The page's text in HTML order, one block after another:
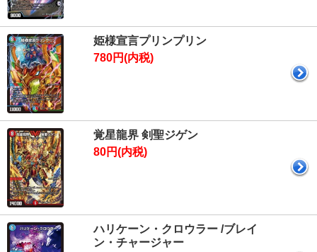
姫様宣言プリンプリン
780円(内税)
覚星龍界 剣聖ジゲン
80円(内税)
ハリケーン・クロウラー /ブレイ
ン・チャージャー